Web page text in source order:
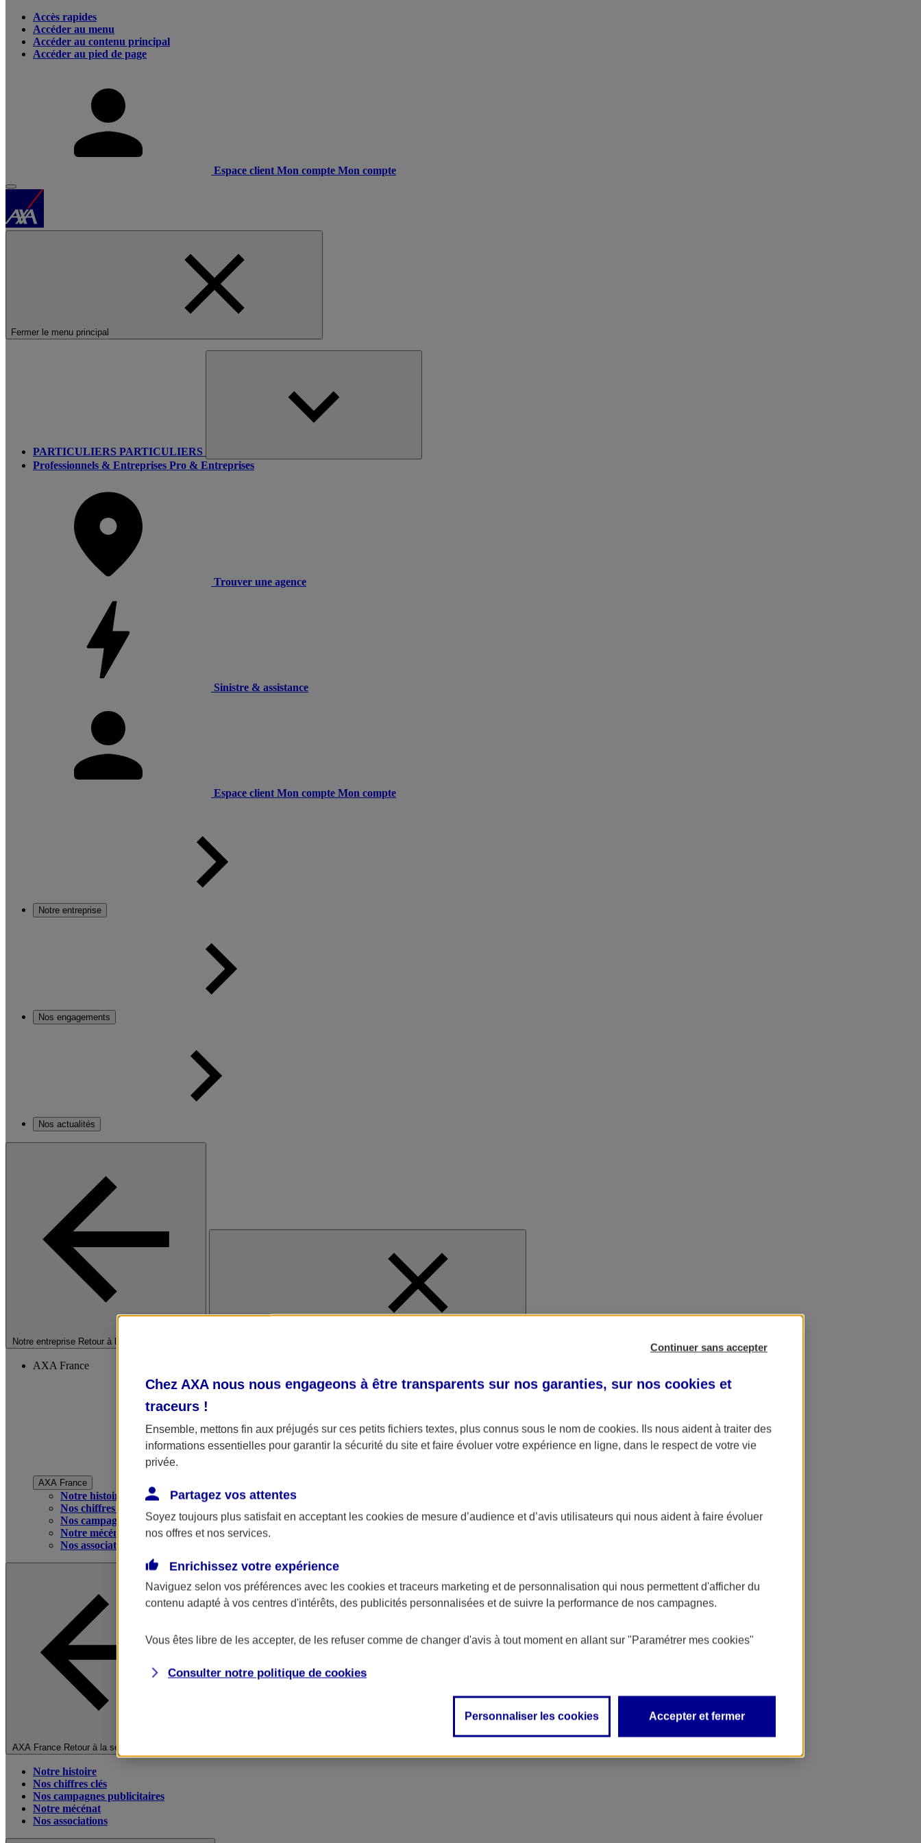
Accès rapides
Accéder au menu
Accéder au contenu principal
Accéder au pied de page
Espace client Mon compte Mon compte
Fermer le menu principal
PARTICULIERS PARTICULIERS
Professionnels & Entreprises Pro & Entreprises
Trouver une agence
Sinistre & assistance
Espace client Mon compte Mon compte
Notre entreprise
Nos engagements
Nos actualités
Notre entreprise Retour à la section précédente
AXA France
AXA France
Notre histoire
Nos chiffres clés
Nos campagnes publicitaires
Notre mécénat
Nos associations
AXA France Retour à la section précédente
Notre histoire
Nos chiffres clés
Nos campagnes publicitaires
Notre mécénat
Nos associations
Continuer sans accepter
Chez AXA nous nous engageons à être transparents sur nos garanties, sur nos cookies et
traceurs !
Ensemble, mettons fin aux préjugés sur ces petits fichiers textes, plus connus sous le nom de cookies. Ils nous aident à traiter des
informations essentielles pour garantir la sécurité du site et faire évoluer votre expérience en ligne, dans le respect de votre vie
privée.
Partagez vos attentes
Soyez toujours plus satisfait en acceptant les cookies de mesure d’audience et d’avis utilisateurs qui nous aident à faire évoluer
nos offres et nos services.
Enrichissez votre expérience
Naviguez selon vos préférences avec les cookies et traceurs marketing et de personnalisation qui nous permettent d'afficher du
contenu adapté à vos centres d'intérêts, des publicités personnalisées et de suivre la performance de nos campagnes.
Vous êtes libre de les accepter, de les refuser comme de changer d'avis à tout moment en allant sur "Paramétrer mes cookies"
Consulter notre politique de cookies
Personnaliser les cookies Accepter et fermer